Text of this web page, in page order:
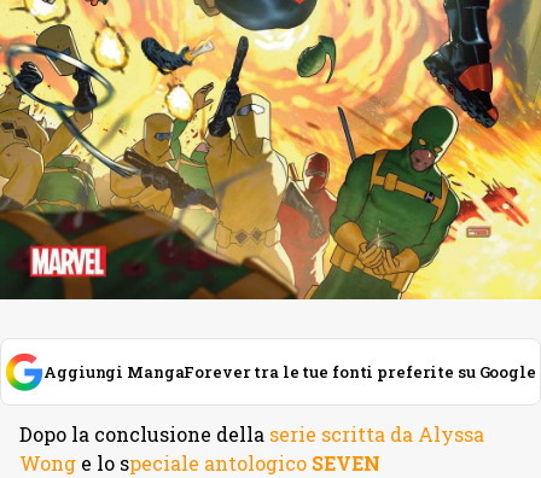
Aggiungi MangaForever tra le tue fonti preferite su Google
Dopo la conclusione della serie scritta da Alyssa
Wong e lo speciale antologico SEVEN